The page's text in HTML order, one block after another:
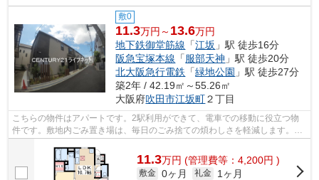
敷0
11.3万円～ 13.6万円
地下鉄御堂筋線 「江坂 」駅 徒歩16分
阪急宝塚本線 「服部天神 」駅 徒歩20分
北大阪急行電鉄 「緑地公園 」駅 徒歩27分
築2年 / 42.19㎡～55.26㎡
大阪府吹田市江坂町２丁目
こちらの物件はアパートです。2駅利用ができて、電車での移動に役立つ物
件です。敷地内ごみ置き場は、毎日のごみ捨ての煩わしさを軽減します。当
11.3万円 (管理費等：4,200円 )
敷金 0ヶ月 礼金
1ヶ月